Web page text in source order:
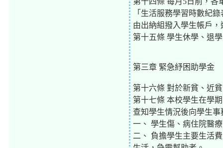
「生活服務學習時數紀
由出納組撥入學生帳戶
第十五條 學生休學、退
第三章 緊急紓困助學金
第十六條 對於新貧、近
第十七條 本校學生在學
查知學生情況後向學生
一、 學生傷、病住院醫
二、 負擔學生主要生活